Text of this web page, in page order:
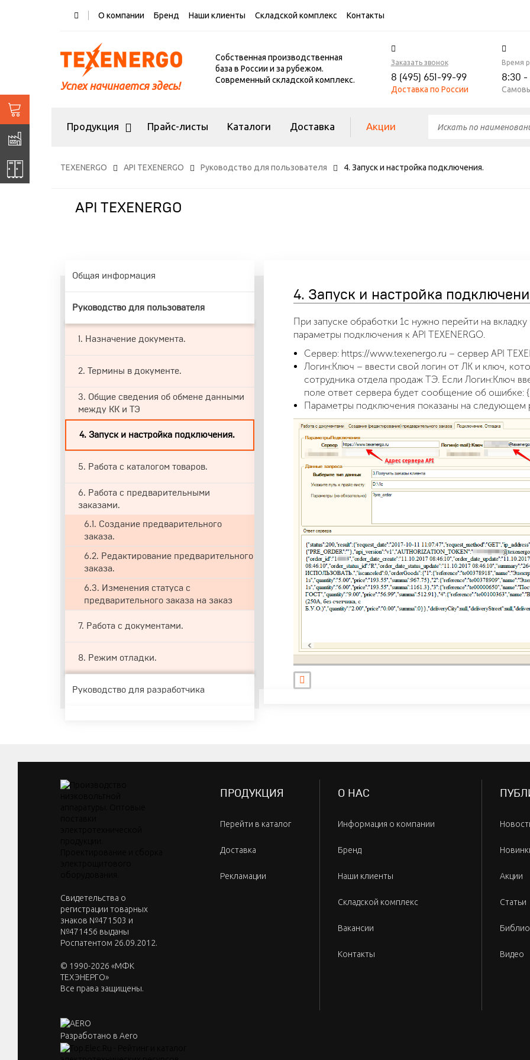
О компании Бренд Наши клиенты Складской комплекс Контакты
Успех начинается здесь!
Собственная производственная
база в России и за рубежом.
Современный складской комплекс.
Заказать звонок
8 (495) 651-99-99
Доставка по России
Время
8:30 -
Продукция Прайс-листы Каталоги Доставка Акции
TEXENERGO API TEXENERGO Руководство для пользователя 4. Запуск и настройка подключения.
API TEXENERGO
Общая информация
Руководство для пользователя
1. Назначение документа.
2. Термины в документе.
3. Общие сведения об обмене данными
между КК и ТЭ
4. Запуск и настройка подключения.
5. Работа с каталогом товаров.
6. Работа с предварительными
заказами.
6.1. Создание предварительного
заказа.
6.2. Редактирование предварительного
заказа.
6.3. Изменения статуса с
предварительного заказа на заказ
7. Работа c документами.
8. Режим отладки.
Руководство для разработчика
4. Запуск и настройка
При запуске обработки 1с нужно перейти на
параметры подключения к API TEXENERGO.
Сервер: https://www.texenergo.ru – сервер API
Логин:Ключ – ввести свой логин от ЛК и ключ,
сотрудника отдела продаж ТЭ. Если Логин:Ключ
поле ответ сервера будет сообщение об ошибке:
Параметры подключения показаны на следующем
Cвидетельства о
регистрации товарных
знаков №471503 и
№471456 выданы
Роспатентом 26.09.2012.
© 1990-2026 «МФК
ТЕХЭНЕРГО»
Все права защищены.
Разработано в Aero
ПРОДУКЦИЯ
Перейти в каталог
Доставка
Рекламации
О НАС
Информация о компании
Бренд
Наши клиенты
Складской комплекс
Вакансии
Контакты
Акции
Статьи
Видео